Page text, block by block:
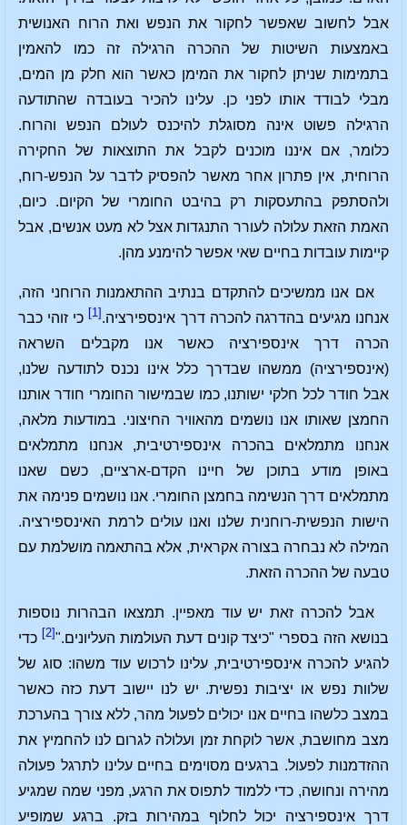
אבל לחשוב שאפשר לחקור את הנפש ואת הרוח האנושית
באמצעות השיטות של ההכרה הרגילה זה כמו להאמין
בתמימות שניתן לחקור את המימן כאשר הוא חלק מן המים,
מבלי לבודד אותו לפני כן. עלינו להכיר בעובדה שהתודעה
הרגילה פשוט אינה מסוגלת להיכנס לעולם הנפש והרוח.
כלומר, אם איננו מוכנים לקבל את התוצאות של החקירה
הרוחית, אין פתרון אחר מאשר להפסיק לדבר על הנפש-רוח,
ולהסתפק בהתעסקות רק בהיבט החומרי של הקיום. כיום,
האמת הזאת עלולה לעורר התנגדות אצל לא מעט אנשים, אבל
קיימות עובדות בחיים שאי אפשר להימנע מהן.
אם אנו ממשיכים להתקדם בנתיב ההתאמנות הרוחני הזה,
אנחנו מגיעים בהדרגה להכרה דרך אינספירציה. [1]
כי זוהי כבר
הכרה דרך אינספירציה כאשר אנו מקבלים השראה
(אינספירציה) ממשהו שבדרך כלל אינו נכנס לתודעה שלנו,
אבל חודר לכל חלקי ישותנו, כמו שבמישור החומרי חודר אותנו
החמצן שאותו אנו נושמים מהאוויר החיצוני. במודעות מלאה,
אנחנו מתמלאים בהכרה אינספירטיבית, אנחנו מתמלאים
באופן מודע בתוכן של חיינו הקדם-ארציים, כשם שאנו
מתמלאים דרך הנשימה בחמצן החומרי. אנו נושמים פנימה את
הישות הנפשית-רוחנית שלנו ואנו עולים לרמת האינספירציה.
המילה לא נבחרה בצורה אקראית, אלא בהתאמה מושלמת עם
טבעה של ההכרה הזאת.
אבל להכרה זאת יש עוד מאפיין. תמצאו הבהרות נוספות
בנושא הזה בספרי "כיצד קונים דעת העולמות העליונים."[2]
כדי
להגיע להכרה אינספירטיבית, עלינו לרכוש עוד משהו: סוג של
שלוות נפש או יציבות נפשית. יש לנו יישוב דעת כזה כאשר
במצב כלשהו בחיים אנו יכולים לפעול מהר, ללא צורך בהערכת
מצב מחושבת, אשר לוקחת זמן ועלולה לגרום לנו להחמיץ את
ההזדמנות לפעול. ברגעים מסוימים בחיים עלינו לתרגל פעולה
מהירה ונחושה, כדי ללמוד לתפוס את הרגע, מפני שמה שמגיע
דרך אינספירציה יכול לחלוף במהירות בזק. ברגע שמופיע